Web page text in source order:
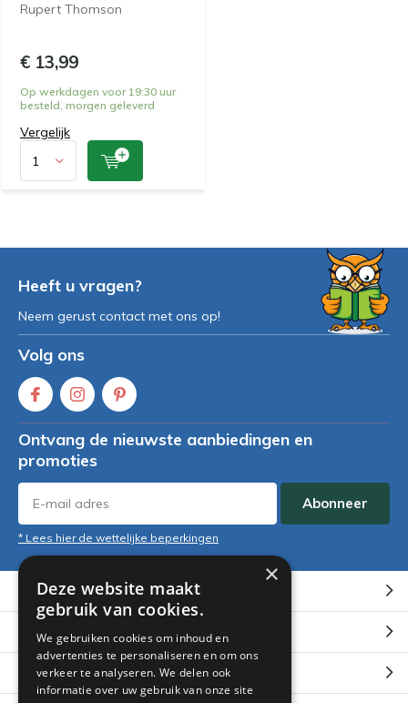
Rupert Thomson
€ 13,99
Op werkdagen voor 19:30 uur
besteld, morgen geleverd
Vergelijk
Heeft u vragen?
Neem gerust contact met ons op!
Volg ons
Ontvang de nieuwste aanbiedingen en
promoties
Abonneer
* Lees hier de wettelijke beperkingen
Klantenservice
Mijn account
Categorieën
×
Deze website maakt
gebruik van cookies.
We gebruiken cookies om inhoud en
advertenties te personaliseren en om ons
verkeer te analyseren. We delen ook
informatie over uw gebruik van onze site